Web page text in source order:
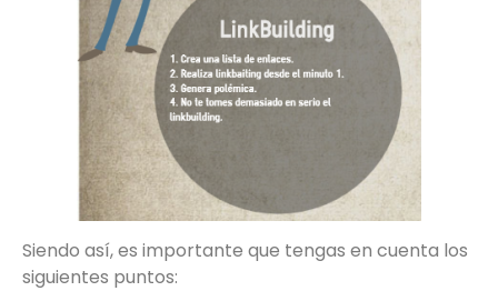
Siendo así, es importante que tengas en cuenta los
siguientes puntos: